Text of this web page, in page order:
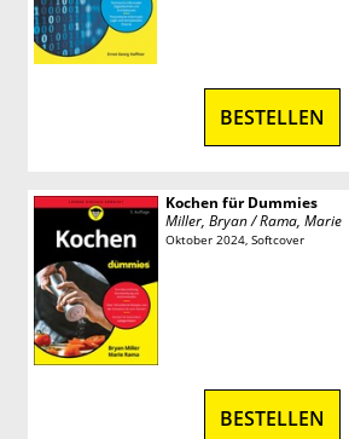
BESTELLEN
Kochen für Dummies
Miller, Bryan / Rama, Marie
Oktober 2024, Softcover
BESTELLEN